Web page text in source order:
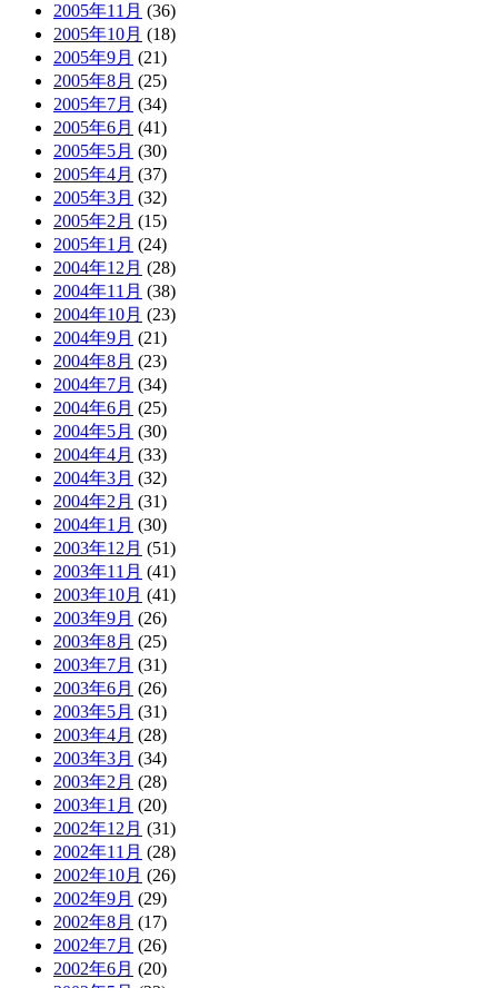
2005年11月 (36)
2005年10月 (18)
2005年9月 (21)
2005年8月 (25)
2005年7月 (34)
2005年6月 (41)
2005年5月 (30)
2005年4月 (37)
2005年3月 (32)
2005年2月 (15)
2005年1月 (24)
2004年12月 (28)
2004年11月 (38)
2004年10月 (23)
2004年9月 (21)
2004年8月 (23)
2004年7月 (34)
2004年6月 (25)
2004年5月 (30)
2004年4月 (33)
2004年3月 (32)
2004年2月 (31)
2004年1月 (30)
2003年12月 (51)
2003年11月 (41)
2003年10月 (41)
2003年9月 (26)
2003年8月 (25)
2003年7月 (31)
2003年6月 (26)
2003年5月 (31)
2003年4月 (28)
2003年3月 (34)
2003年2月 (28)
2003年1月 (20)
2002年12月 (31)
2002年11月 (28)
2002年10月 (26)
2002年9月 (29)
2002年8月 (17)
2002年7月 (26)
2002年6月 (20)